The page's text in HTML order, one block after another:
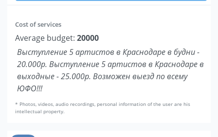
Cost of services
Average budget: 20000
Выступление 5 артистов в Краснодаре в будни -
20.000р. Выступление 5 артистов в Краснодаре в
выходные - 25.000р. Возможен выезд по всему
ЮФО!!!
* Photos, videos, audio recordings, personal information of the user are his
intellectual property.